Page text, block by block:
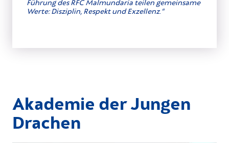
Führung des RFC Malmundaria teilen gemeinsame
Werte: Disziplin, Respekt und Exzellenz.“
Akademie der Jungen
Drachen